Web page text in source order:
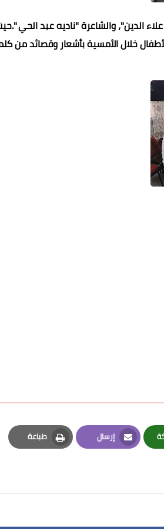
الدين"، والشاعرة "ناديه عبد الحي
خلال الأمسية بأشعار وقصائد من
إرسال
Email
طباعة
Print